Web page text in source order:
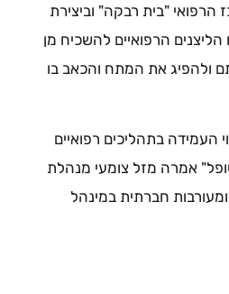
הרפואי "בית רבקה" וביצירת
הליצנים הרפואיים להשכיח מן
ולהפיג את המתח והכאב בו
העמידה בתהליכים רפואיים
אמרה מזל צומעי מנהלת
חברתית במינהל